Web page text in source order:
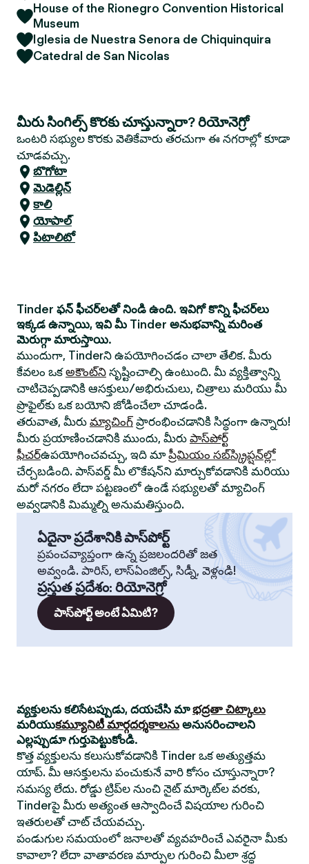
House of the Rionegro Convention Historical
Museum
Iglesia de Nuestra Senora de Chiquinquira
Catedral de San Nicolas
మీరు సింగిల్స్ కొరకు చూస్తున్నారా? రియోనెగ్రో
ఒంటరి సభ్యుల కొరకు వెతికేవారు తరచుగా ఈ నగరాల్లో కూడా
చూడవచ్చు.
బొగోటా
మెడెల్లిన్
కాలి
యోపాల్
పిటాలిటో
Tinder ఫన్ ఫీచర్‌లతో నిండి ఉంది. ఇవిగో కొన్ని ఫీచర్‌లు
ఇక్కడ ఉన్నాయి, ఇవి మీ Tinder అనుభవాన్ని మరింత
మెరుగ్గా మారుస్తాయి.
ముందుగా, Tinderని ఉపయోగించడం చాలా తేలిక. మీరు
కేవలం ఒకఅకౌంట్‌ని సృష్టించాల్సి ఉంటుంది. మీ వ్యక్తిత్వాన్ని
చాటిచెప్పడానికి ఆసక్తులు/అభిరుచులు, చిత్రాలు మరియు మీ
ప్రొఫైల్‌కు ఒక బయోని జోడించేలా చూడండి.
తరువాత, మీరు మ్యాచింగ్ ప్రారంభించడానికి సిద్ధంగా ఉన్నారు!
మీరు ప్రయాణించడానికి ముందు, మీరు పాస్‌పోర్ట్
ఫీచర్ఉపయోగించవచ్చు, ఇది మాప్రీమియం సబ్‌స్క్రిప్షన్‌ల్లో
చేర్చబడింది. పాస్‌వర్డ్ మీ లొకేషన్‌ని మార్చుకోవడానికి మరియు
మరో నగరం లేదా పట్టణంలో ఉండే సభ్యులతో మ్యాచింగ్
అవ్వడానికి మిమ్మల్ని అనుమతిస్తుంది.
ఏదైనా ప్రదేశానికి పాస్‌పోర్ట్
ప్రపంచవ్యాప్తంగా ఉన్న ప్రజలందరితో జత
అవ్వండి. పారిస్, లాస్‌ఏంజిల్స్, సిడ్నీ, వెళ్లండి!
ప్రస్తుత ప్రదేశం: రియోనెగ్రో
పాస్‌పోర్ట్ అంటే ఏమిటి?
వ్యక్తులను కలిసేటప్పుడు, దయచేసి మాభద్రతా చిట్కాలు
మరియుకమ్యూనిటీ మార్గదర్శకాలను అనుసరించాలని
ఎల్లప్పుడూ గుర్తుపెట్టుకోండి.
కొత్త వ్యక్తులను కలుసుకోవడానికి Tinder ఒక అత్యుత్తమ
యాప్. మీ ఆసక్తులను పంచుకునే వారి కోసం చూస్తున్నారా?
సమస్య లేదు. రోడ్డు ట్రిప్‌ల నుంచి నైట్ మార్కెట్‌ల వరకు,
Tinderపై మీరు అత్యంత ఆస్వాదించే విషయాల గురించి
ఇతరులతో చాట్ చేయవచ్చు.
పండుగుల సమయంలో జనాలతో వ్యవహరించే ఎవరైనా మీకు
కావాలా? లేదా వాతావరణ మార్పుల గురించి మీలా శ్రద్ధ